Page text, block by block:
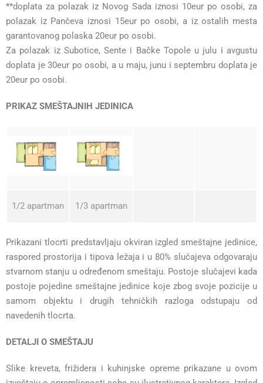
**doplata za polazak iz Novog Sada iznosi 10eur po osobi, za
polazak iz Pančeva iznosi 15eur po osobi, a iz ostalih mesta
garantovanog polaska 20eur po osobi.
Za polazak iz Subotice, Sente i Bačke Topole u julu i avgustu
doplata je 30eur po osobi, a u maju, junu i septembru doplata je
20eur po osobi.
PRIKAZ SMEŠTAJNIH JEDINICA
1/2 apartman 1/3 apartman
Prikazani tlocrti predstavljaju okviran izgled smeštajne jedinice,
raspored prostorija i tipova ležaja i u 80% slučajeva odgovaraju
stvarnom stanju u određenom smeštaju. Postoje slučajevi kada
postoje pojedine smeštajne jedinice koje zbog svoje pozicije u
samom objektu i drugih tehničkih razloga odstupaju od
navedenih tlocrta.
DETALJI O SMEŠTAJU
Slike kreveta, frižidera i kuhinjske opreme prikazane u ovom